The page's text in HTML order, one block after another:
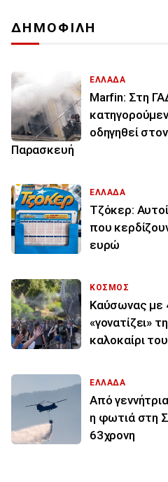
ΔΗΜΟΦΙΛΗ
ΕΛΛΑΔΑ
Marfin: Στη
οδηγηθεί
Παρασκευή
ΕΛΛΑΔΑ
Τζόκερ: Αυτοί
που
ευρώ
ΚΟΣΜΟΣ
Καύσωνας με
«γονατίζει»
καλοκαίρι
ΕΛΛΑΔΑ
Από
η φωτιά στη
63χρονη